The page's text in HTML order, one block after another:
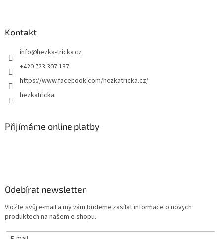
Kontakt
info@hezka-tricka.cz
+420 723 307 137
https://www.facebook.com/hezkatricka.cz/
hezkatricka
Přijímáme online platby
Odebírat newsletter
Vložte svůj e-mail a my vám budeme zasílat informace o nových
produktech na našem e-shopu.